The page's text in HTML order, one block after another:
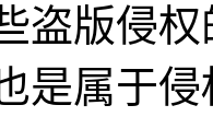
盗版侵
是属于